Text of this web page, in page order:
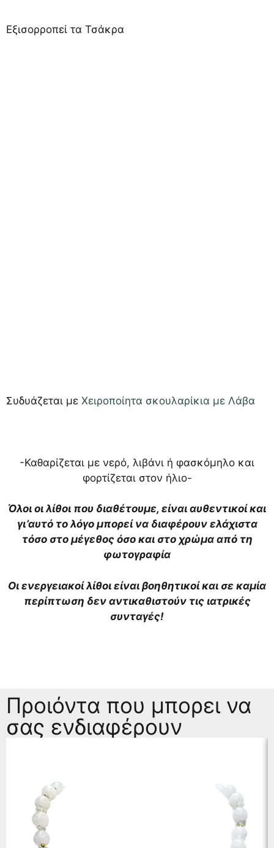
Εξισορροπεί τα Τσάκρα
Συδυάζεται με Χειροποίητα σκουλαρίκια με Λάβα
-Καθαρίζεται με νερό, λιβάνι ή φασκόμηλο και
φορτίζεται στον ήλιο-
Όλοι οι λίθοι που διαθέτουμε, είναι αυθεντικοί και
γι’αυτό το λόγο μπορεί να διαφέρουν ελάχιστα
τόσο στο μέγεθος όσο και στο χρώμα από τη
φωτογραφία
Οι ενεργειακοί λίθοι είναι βοηθητικοί και σε καμία
περίπτωση δεν αντικαθιστούν τις ιατρικές
συνταγές!
Προιόντα που μπορει να
σας ενδιαφέρουν